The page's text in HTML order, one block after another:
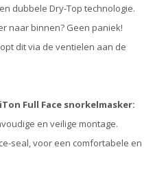
dubbele Dry-Top technologie.
naar binnen? Geen paniek!
dit via de ventielen aan de
Full Face snorkelmasker:
en veilige montage.
seal, voor een comfortabele en